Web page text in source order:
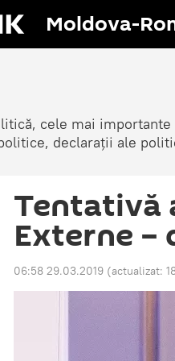
Moldova-
cele mai
declarații ale
Tentativă
Externe
06:58 29.03.2019 (actualizat: